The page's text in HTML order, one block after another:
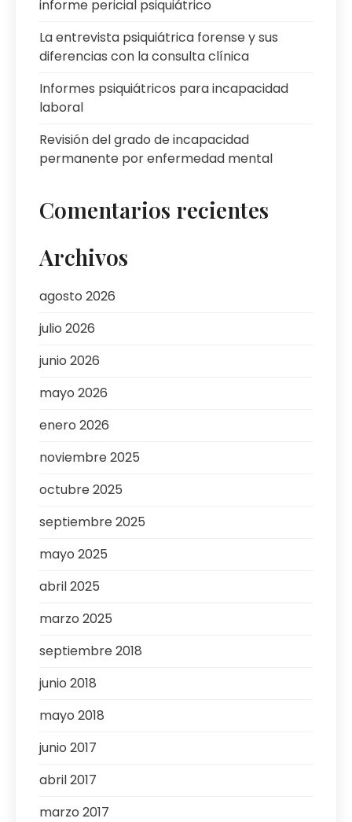
informe pericial psiquiátrico
La entrevista psiquiátrica forense y sus
diferencias con la consulta clínica
Informes psiquiátricos para incapacidad
laboral
Revisión del grado de incapacidad
permanente por enfermedad mental
Comentarios recientes
Archivos
agosto 2026
julio 2026
junio 2026
mayo 2026
enero 2026
noviembre 2025
octubre 2025
septiembre 2025
mayo 2025
abril 2025
marzo 2025
septiembre 2018
junio 2018
mayo 2018
junio 2017
abril 2017
marzo 2017